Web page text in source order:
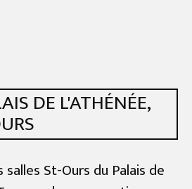
DE L'ATHÉNÉE,
St-Ours du Palais de